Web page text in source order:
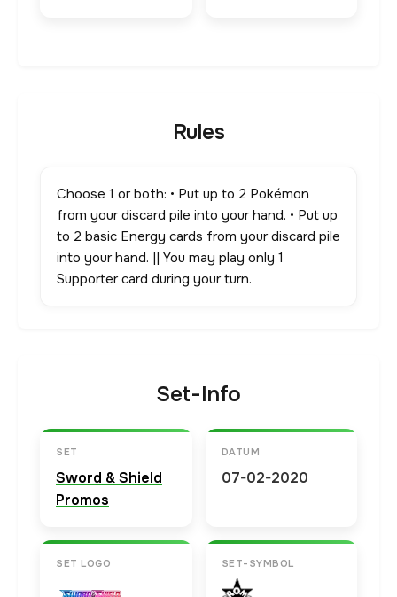
Rules
Choose 1 or both: • Put up to 2 Pokémon
from your discard pile into your hand. • Put up
to 2 basic Energy cards from your discard pile
into your hand. || You may play only 1
Supporter card during your turn.
Set-Info
SET
Sword & Shield
Promos
DATUM
07-02-2020
SET LOGO SET-SYMBOL